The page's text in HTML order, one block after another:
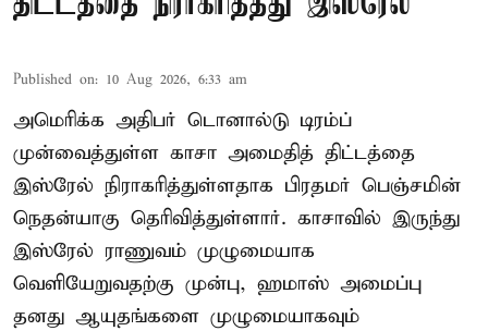
Published on: 10 Aug 2026, 6:33 am
அமெரிக்க அதிபர் டொனால்டு டிரம்ப்
முன்வைத்துள்ள காசா அமைதித் திட்டத்தை
இஸ்ரேல் நிராகரித்துள்ளதாக பிரதமர் பெஞ்சமின்
நெதன்யாகு தெரிவித்துள்ளார். காசாவில் இருந்து
இஸ்ரேல் ராணுவம் முழுமையாக
வெளியேறுவதற்கு முன்பு, ஹமாஸ் அமைப்பு
தனது ஆயுதங்களை முழுமையாகவும்